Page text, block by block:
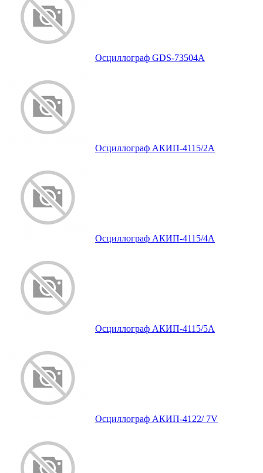
Осциллограф GDS-73504A
Осциллограф АКИП-4115/2А
Осциллограф АКИП-4115/4А
Осциллограф АКИП-4115/5А
Осциллограф АКИП-4122/ 7V